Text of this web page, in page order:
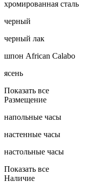
хромированная сталь
черный
черный лак
шпон African Calabo
ясень
Показать все
Размещение
напольные часы
настенные часы
настольные часы
Показать все
Наличие